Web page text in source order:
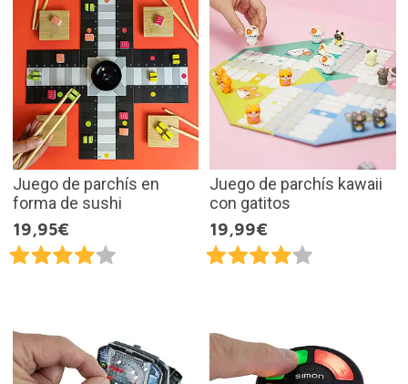
Juego de parchís en
forma de sushi
19,95€
Juego de parchís kawaii
con gatitos
19,99€